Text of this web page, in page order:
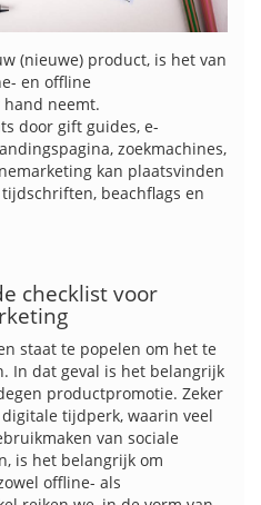
(nieuwe) product, is het van
en offline
neemt.
door gift guides, e-
zoekmachines,
kan plaatsvinden
beachflags en
checklist voor
staat te popelen om het te
In dat geval is het belangrijk
productpromotie. Zeker
tijdperk, waarin veel
van sociale
is het belangrijk om
offline- als